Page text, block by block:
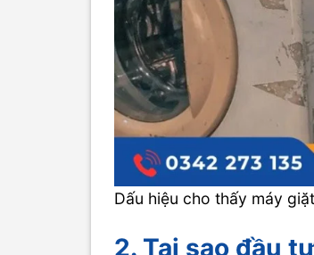
Dấu hiệu cho thấy máy
2. Tại sao đầu